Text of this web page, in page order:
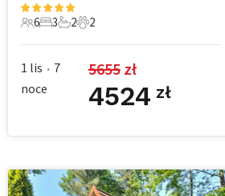
6 Goście
6
3 Sypialnie
3
2 Łazienki
2
2 Zwierzęta domowe
2
1 lis • 7
noce
5655 zł
4524 zł